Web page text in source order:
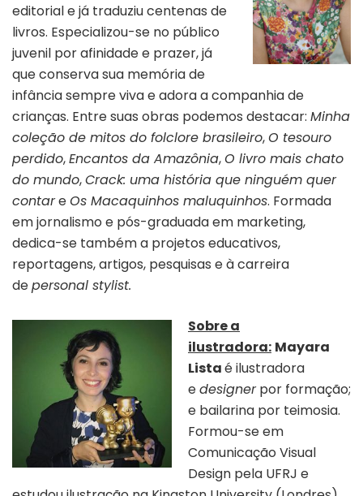
editorial e já traduziu centenas de
livros. Especializou-se no público
juvenil por afinidade e prazer, já
que conserva sua memória de
infância sempre viva e adora a companhia de
crianças. Entre suas obras podemos destacar: Minha
coleção de mitos do folclore brasileiro,O tesouro
perdido,Encantos da Amazônia,O livro mais chato
do mundo,Crack: uma história que ninguém quer
contareOs Macaquinhos maluquinhos. Formada
em jornalismo e pós-graduada em marketing,
dedica-se também a projetos educativos,
reportagens, artigos, pesquisas e à carreira
depersonal stylist.
Sobre a
ilustradora: Mayara
Listaé ilustradora
edesignerpor formação;
e bailarina por teimosia.
Formou-se em
Comunicação Visual
Design pela UFRJ e